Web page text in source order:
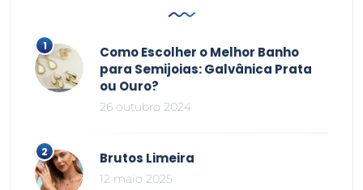
Como Escolher o Melhor Banho
para Semijoias: Galvânica Prata
ou Ouro?
26 outubro 2024
Brutos Limeira
12 maio 2025